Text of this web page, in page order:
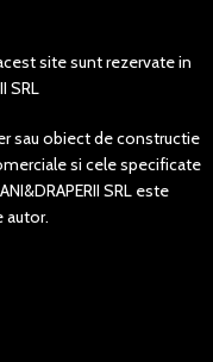
site sunt rezervate in
SRL
sau obiect de constructie
si cele specificate
SRL este
autor.